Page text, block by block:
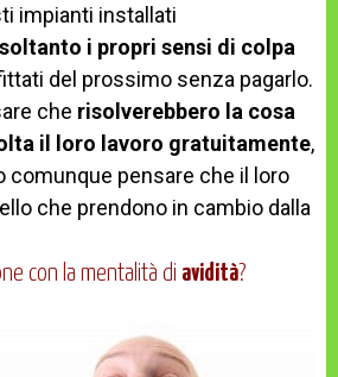
impianti installati
i propri sensi di colpa
del prossimo senza pagarlo.
che risolverebbero la cosa
il loro lavoro gratuitamente,
comunque pensare che il loro
che prendono in cambio dalla
con la mentalità di avidità?